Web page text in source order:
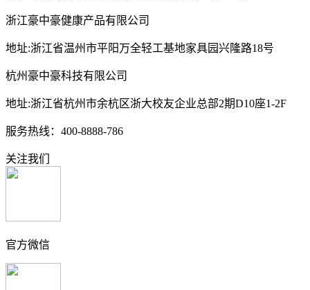
浙江豪中豪健康产品有限公司
地址:浙江省温州市平阳万全轻工基地家具园兴隆路18号
杭州豪中豪科技有限公司
地址:浙江省杭州市余杭区浙大校友企业总部2期D10座1-2F
服务热线：400-8888-786
关注我们
官方微信